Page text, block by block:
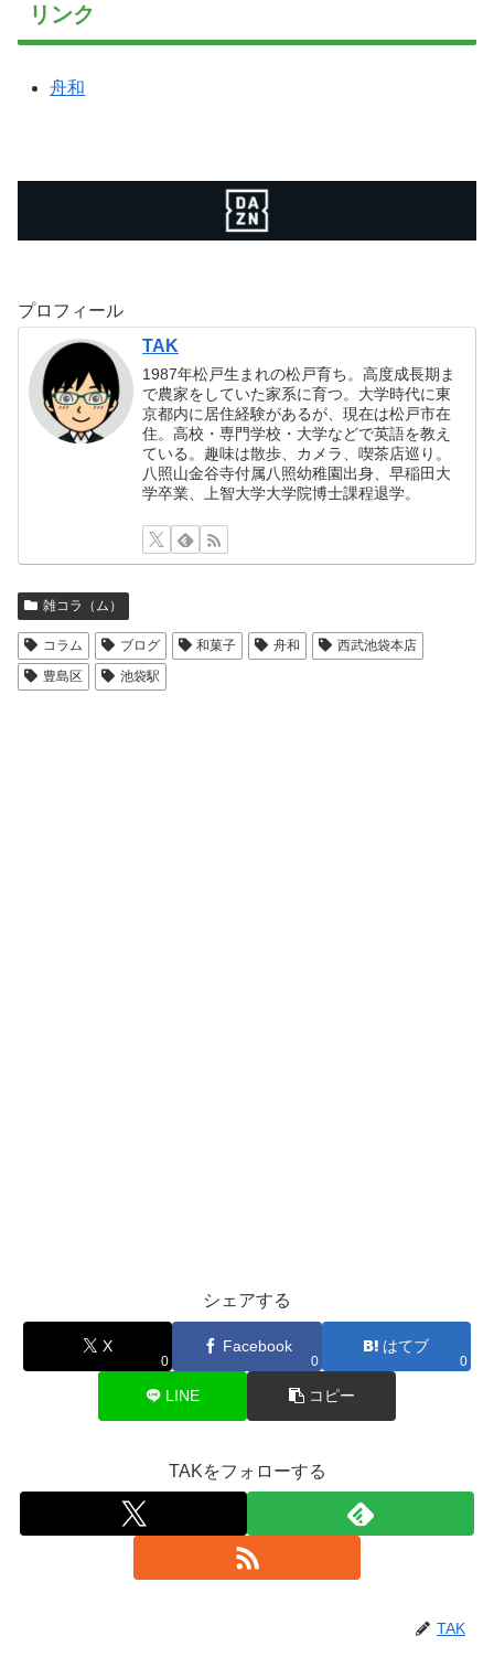
リンク
舟和
プロフィール
TAK
1987年松戸生まれの松戸育ち。高度成長期ま
で農家をしていた家系に育つ。大学時代に東
京都内に居住経験があるが、現在は松戸市在
住。高校・専門学校・大学などで英語を教え
ている。趣味は散歩、カメラ、喫茶店巡り。
八照山金谷寺付属八照幼稚園出身、早稲田大
学卒業、上智大学大学院博士課程退学。
雑コラ（ム）
コラム ブログ 和菓子 舟和
西武池袋本店
豊島区
池袋駅
シェアする
X
0
Facebook
0
はてブ
0
LINE コピー
TAKをフォローする
TAK